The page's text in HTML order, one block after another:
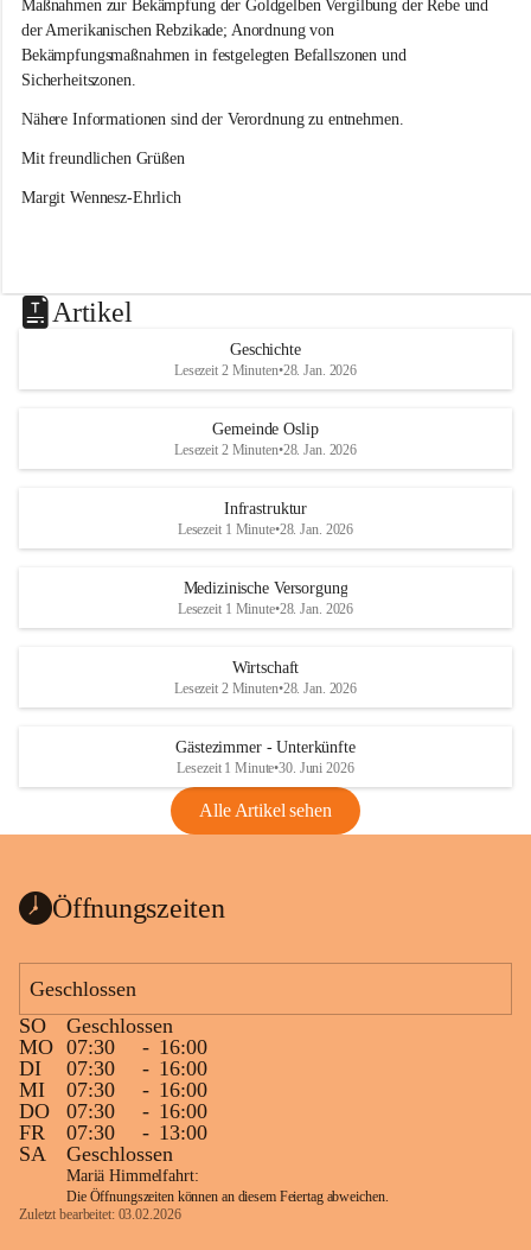
i
p
Maßnahmen zur Bekämpfung der Goldgelben Vergilbung der Rebe und
der Amerikanischen Rebzikade; Anordnung von
Bekämpfungsmaßnahmen in festgelegten Befallszonen und
Sicherheitszonen.
Nähere Informationen sind der Verordnung zu entnehmen.
Mit freundlichen Grüßen
Margit Wennesz-Ehrlich
Artikel
Geschichte
Lesezeit 2 Minuten•28. Jan. 2026
Gemeinde Oslip
Lesezeit 2 Minuten•28. Jan. 2026
Infrastruktur
Lesezeit 1 Minute•28. Jan. 2026
Medizinische Versorgung
Lesezeit 1 Minute•28. Jan. 2026
Wirtschaft
Lesezeit 2 Minuten•28. Jan. 2026
Gästezimmer - Unterkünfte
Lesezeit 1 Minute•30. Juni 2026
Alle Artikel sehen
Öffnungszeiten
Geschlossen
SO
Geschlossen
MO 07:30 - 16:00
DI
07:30 - 16:00
MI
07:30 - 16:00
DO
07:30 - 16:00
FR
07:30 - 13:00
SA
Geschlossen
Mariä Himmelfahrt:
Die Öffnungszeiten können an diesem Feiertag abweichen.
Zuletzt bearbeitet: 03.02.2026